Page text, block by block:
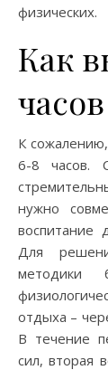
физических.
Как
часов
К
6-8 часов.
нужно
воспитание
Для
методики
отдыха –
В течение
сил, вторая